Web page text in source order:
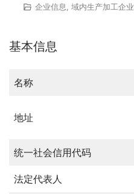
企业信息 域内生产加工企业
基本信息
名称
地址
统一社会信用代码
法定代表人